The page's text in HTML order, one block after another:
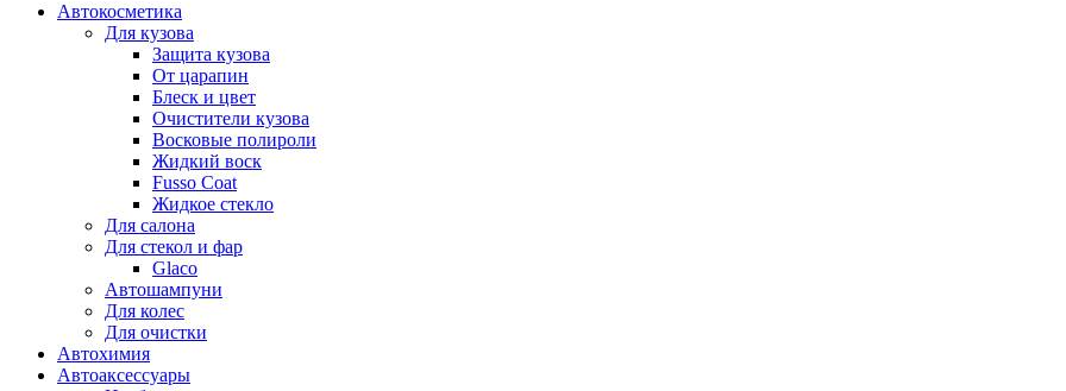
Автокосметика
Для кузова
Защита кузова
От царапин
Блеск и цвет
Очистители кузова
Восковые полироли
Жидкий воск
Fusso Coat
Жидкое стекло
Для салона
Для стекол и фар
Glaco
Автошампуни
Для колес
Для очистки
Автохимия
Автоаксессуары